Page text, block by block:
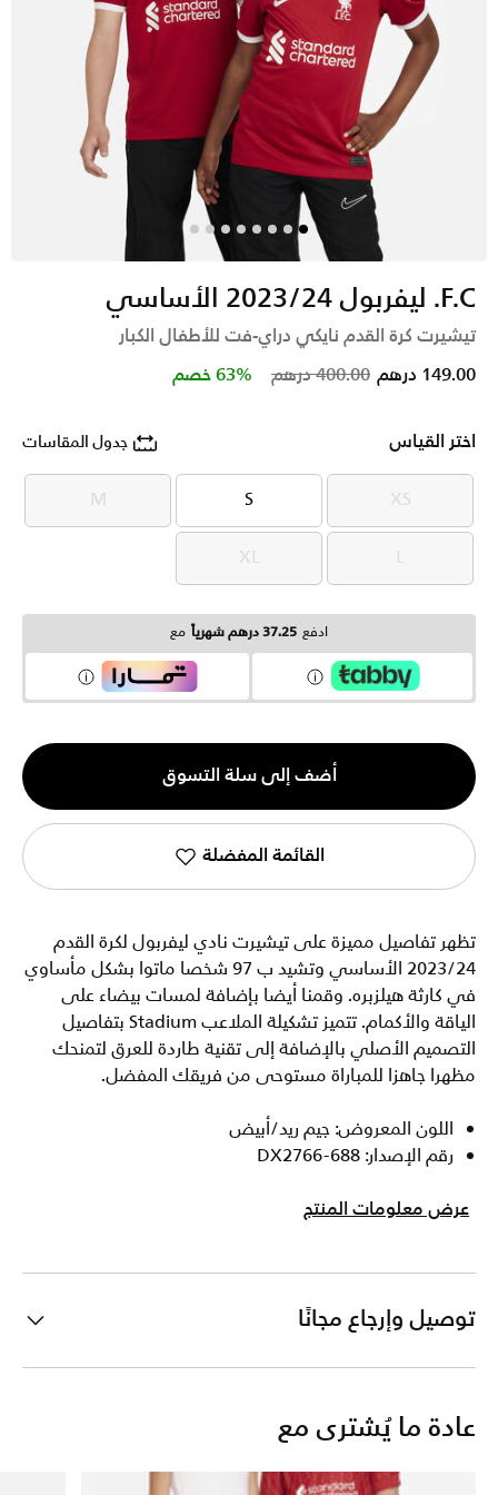
F.C. ليفربول 2023/24 الأساسي
تيشيرت كرة القدم نايكي دراي-فت للأطفال الكبار
Price reduced from
400.00 درهم to 149.00 درهم 63% خصم
اختر القياس جدول المقاسات
XS
XS
S
S
M
M
L
L
XL
XL
ادفع 37.25 درهم شهرياً مع
الكمية
1
أضف إلى سلة التسوق
القائمة المفضلة
تظهر تفاصيل مميزة على تيشيرت نادي ليفربول لكرة القدم
2023/24 الأساسي وتشيد ب 97 شخصا ماتوا بشكل مأساوي
في كارثة هيلزبره. وقمنا أيضا بإضافة لمسات بيضاء على
الياقة والأكمام. تتميز تشكيلة الملاعب Stadium بتفاصيل
التصميم الأصلي بالإضافة إلى تقنية طاردة للعرق لتمنحك
مظهرا جاهزا للمباراة مستوحى من فريقك المفضل.
اللون المعروض: جيم ريد/أبيض
رقم الإصدار: DX2766-688
عرض معلومات المنتج
توصيل وإرجاع مجانًا
عادة ما يُشترى مع